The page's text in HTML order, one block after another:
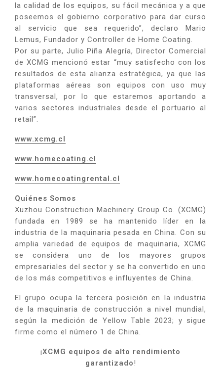
la calidad de los equipos, su fácil mecánica y a que
poseemos el gobierno corporativo para dar curso
al servicio que sea requerido”, declaro Mario
Lemus, Fundador y Controller de Home Coating.
Por su parte, Julio Piña Alegría, Director Comercial
de XCMG mencionó estar “muy satisfecho con los
resultados de esta alianza estratégica, ya que las
plataformas aéreas son equipos con uso muy
transversal, por lo que estaremos aportando a
varios sectores industriales desde el portuario al
retail”.
www.xcmg.cl
www.homecoating.cl
www.homecoatingrental.cl
Quiénes Somos
Xuzhou Construction Machinery Group Co. (XCMG)
fundada en 1989 se ha mantenido líder en la
industria de la maquinaria pesada en China. Con su
amplia variedad de equipos de maquinaria, XCMG
se considera uno de los mayores grupos
empresariales del sector y se ha convertido en uno
de los más competitivos e influyentes de China.
El grupo ocupa la tercera posición en la industria
de la maquinaria de construcción a nivel mundial,
según la medición de Yellow Table 2023; y sigue
firme como el número 1 de China.
¡XCMG equipos de alto rendimiento
garantizado!